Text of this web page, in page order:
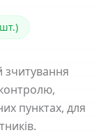
зчитування
пунктах, для